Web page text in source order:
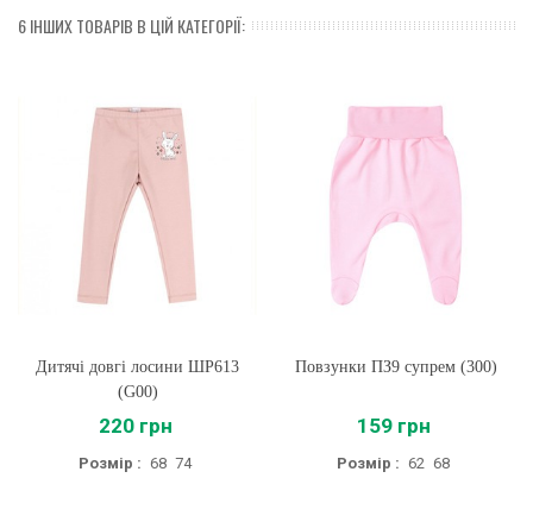
6 ІНШИХ ТОВАРІВ В ЦІЙ КАТЕГОРІЇ:
Дитячі довгі лосини ШР613
(G00)
220 грн
Розмір : 68 74
Повзунки ПЗ9 супрем (300)
159 грн
Розмір : 62 68